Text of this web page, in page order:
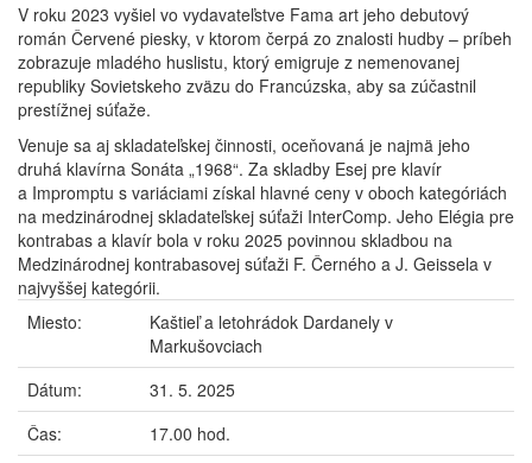
V roku 2023 vyšiel vo vydavateľstve Fama art jeho debutový
román Červené piesky, v ktorom čerpá zo znalosti hudby – príbeh
zobrazuje mladého huslistu, ktorý emigruje z nemenovanej
republiky Sovietskeho zväzu do Francúzska, aby sa zúčastnil
prestížnej súťaže.
Venuje sa aj skladateľskej činnosti, oceňovaná je najmä jeho
druhá klavírna Sonáta „1968“. Za skladby Esej pre klavír
a Impromptu s variáciami získal hlavné ceny v oboch kategóriách
na medzinárodnej skladateľskej súťaži InterComp. Jeho Elégia pre
kontrabas a klavír bola v roku 2025 povinnou skladbou na
Medzinárodnej kontrabasovej súťaži F. Černého a J. Geissela v
najvyššej kategórii.
Miesto:
Kaštieľ a letohrádok Dardanely v
Markušovciach
Dátum:
31. 5. 2025
Čas:
17.00 hod.